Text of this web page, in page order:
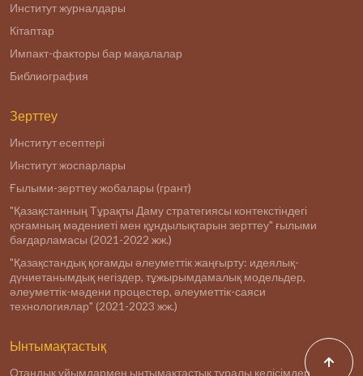
Институт журналдары
Кітаптар
Импакт-факторы бар мақалалар
Библиография
Зерттеу
Институт есептері
Институт жоспарлары
Ғылыми-зерттеу жобалары (грант)
"Қазақстанның Тұрақты Даму стратегиясы контекстіндегі
қоғамның мәдениеті мен құндылықтарын зерттеу" ғылыми
бағдарламасы (2021-2022 жж.)
"Қазақстандық қоғамды әлеуметтік жаңғырту: идеялық-
дүниетанымдық негіздер, тұжырымдамалық модельдер,
әлеуметтік-мәдени процестер, әлеуметтік-саяси
технологиялар" (2021-2023 жж.)
Ынтымақтастық
Отандық ұйымдармен ынтымақтастық туралы келісімдер